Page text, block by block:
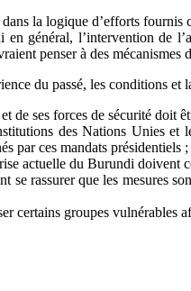
la logique d’efforts
en général, l’intervention de
penser à des
du passé, les conditions
de ses forces de sécurité doit
des Nations Unies
par ces mandats présidentiels ;
actuelle du Burundi doivent
se rassurer que les mesures
certains groupes vulnérables